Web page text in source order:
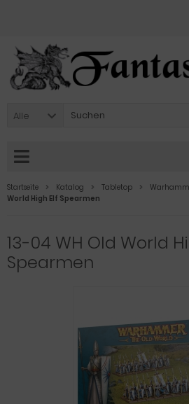
Alle
Startseite Katalog Tabletop
World High Elf Spearmen
13-04 WH Old World
Spearmen